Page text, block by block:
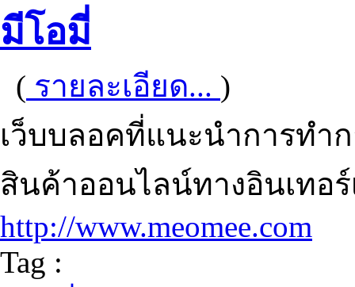
มีโอมี่
( รายละเอียด... )
เว็บบลอคที่แนะนำการทำ
สินค้าออนไลน์ทางอินเทอ
http://www.meomee.com
Tag :